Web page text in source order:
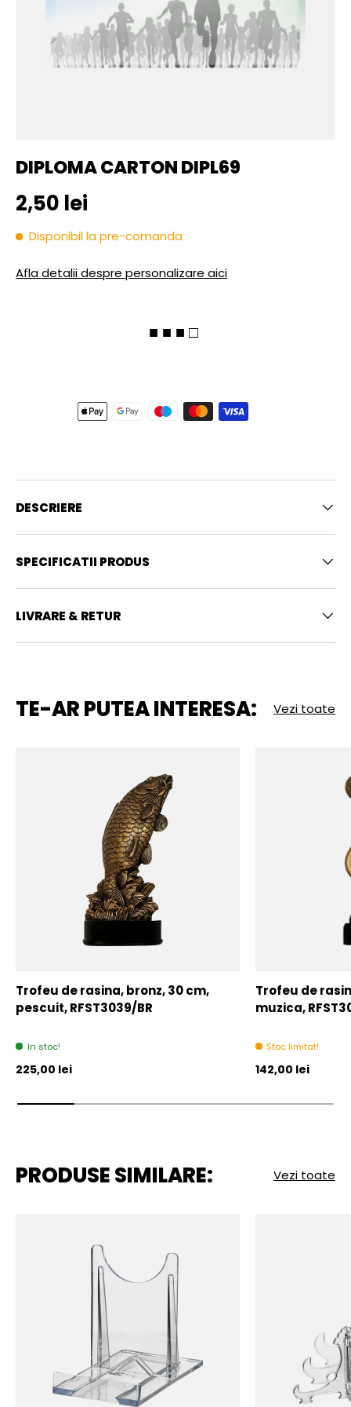
DIPLOMA CARTON DIPL69
Pret initial
2,50 lei
Disponibil la pre-comanda
Afla detalii despre personalizare aici
■ ■ ■ □
DESCRIERE
SPECIFICATII PRODUS
LIVRARE & RETUR
TE-AR PUTEA INTERESA: Vezi toate
Trofeu de rasina, bronz, 30 cm,
pescuit, RFST3039/BR
In stoc!
Pret initial
225,00 lei
Trofeu de
muzica,
Stoc limitat!
Pret initial
142,00 lei
PRODUSE SIMILARE: Vezi toate